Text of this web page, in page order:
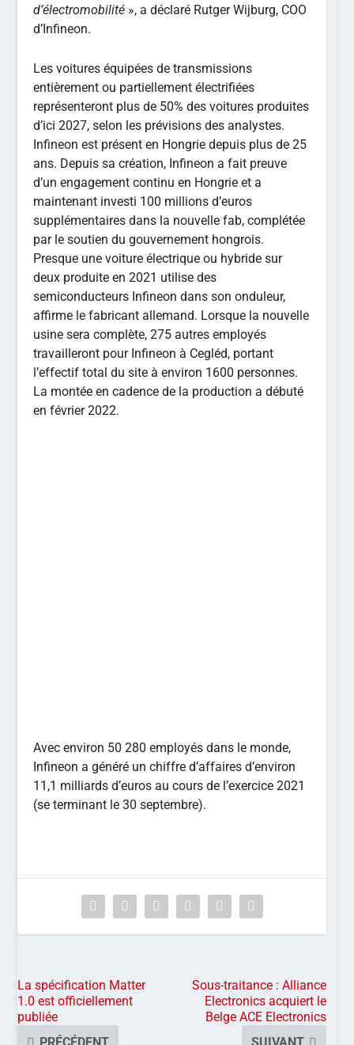
d’électromobilité », a déclaré Rutger Wijburg, COO
d’Infineon.
Les voitures équipées de transmissions
entièrement ou partiellement électrifiées
représenteront plus de 50% des voitures produites
d’ici 2027, selon les prévisions des analystes.
Infineon est présent en Hongrie depuis plus de 25
ans. Depuis sa création, Infineon a fait preuve
d’un engagement continu en Hongrie et a
maintenant investi 100 millions d’euros
supplémentaires dans la nouvelle fab, complétée
par le soutien du gouvernement hongrois.
Presque une voiture électrique ou hybride sur
deux produite en 2021 utilise des
semiconducteurs Infineon dans son onduleur,
affirme le fabricant allemand. Lorsque la nouvelle
usine sera complète, 275 autres employés
travailleront pour Infineon à Cegléd, portant
l’effectif total du site à environ 1600 personnes.
La montée en cadence de la production a débuté
en février 2022.
Avec environ 50 280 employés dans le monde,
Infineon a généré un chiffre d’affaires d’environ
11,1 milliards d’euros au cours de l’exercice 2021
(se terminant le 30 septembre).
La spécification Matter
1.0 est officiellement
publiée
Sous-traitance : Alliance
Electronics acquiert le
Belge ACE Electronics